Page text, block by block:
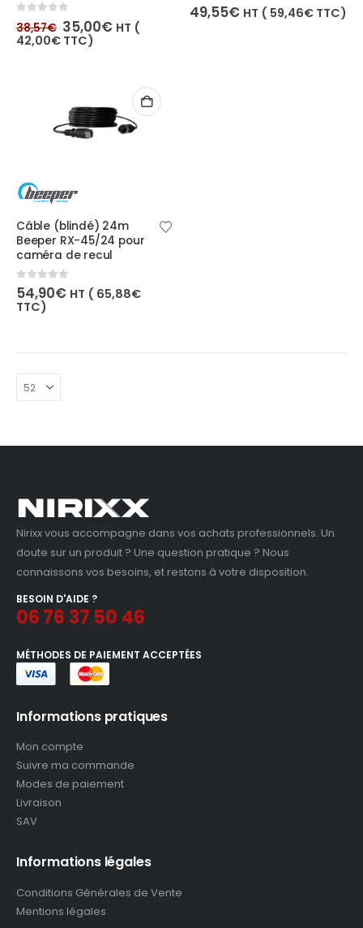
out of 5
38,57€ Le
prix
initial
35,00€Le
prix
HT (
42,00€ TTC)
0out of 5
49,55€ HT ( 59,46€ TTC)
Câble (blindé) 24m
Beeper RX-45/24 pour
caméra de recul
0out of 5
54,90€ HT ( 65,88€
TTC)
Nirixx vous accompagne dans vos achats professionnels. Un
doute sur un produit ? Une question pratique ? Nous
connaissons vos besoins, et restons à votre disposition.
BESOIN D'AIDE ?
06 76 37 50 46
MÉTHODES DE PAIEMENT ACCEPTÉES
Informations pratiques
Mon compte
Suivre ma commande
Modes de paiement
Livraison
SAV
Informations légales
Conditions Générales de Vente
Mentions légales